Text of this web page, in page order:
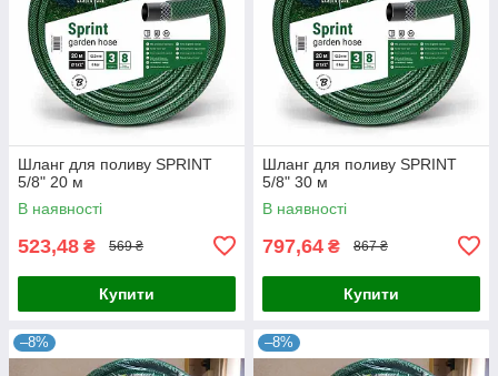
Шланг для поливу SPRINT
5/8" 20 м
В наявності
523,48 ₴ 569 ₴
Купити
Шланг для поливу SPRINT
5/8" 30 м
В наявності
797,64 ₴ 867 ₴
Купити
–8% –8%